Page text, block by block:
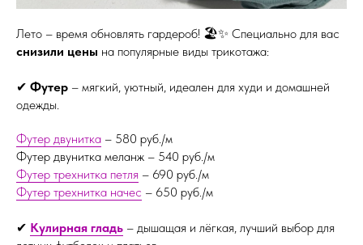
Лето – время обновлять гардероб! 🏖️✨ Специально для вас
снизили цены на популярные виды трикотажа:
✔ Футер – мягкий, уютный, идеален для худи и домашней
одежды.
Футер двунитка – 580 руб./м
Футер двунитка меланж – 540 руб./м
Футер трехнитка петля – 690 руб./м
Футер трехнитка начес – 650 руб./м
✔ Кулирная гладь – дышащая и лёгкая, лучший выбор для